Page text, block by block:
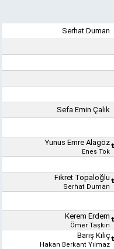
Serhat Duman
Sefa Emin Çalık
Yunus Emre Alagöz
Enes Tok
Fikret Topaloğlu
Serhat Duman
Kerem Erdem
Ömer Taşkın
Barış Kılıç
Hakan Berkant Yılmaz